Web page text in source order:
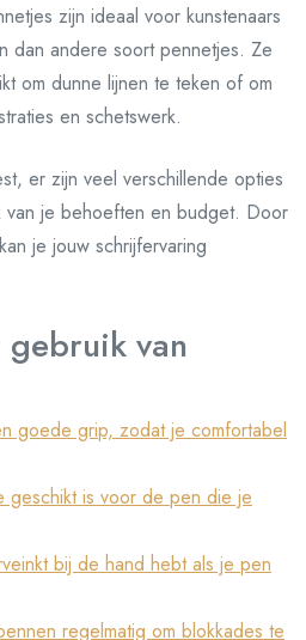
zijn ideaal voor kunstenaars
dan andere soort pennetjes. Ze
om dunne lijnen te teken of om
en schetswerk.
er zijn veel verschillende opties
van je behoeften en budget. Door
je jouw schrijfervaring
van
goede grip, zodat je comfortabel
geschikt is voor de pen die je
bij de hand hebt als je pen
regelmatig om blokkades te